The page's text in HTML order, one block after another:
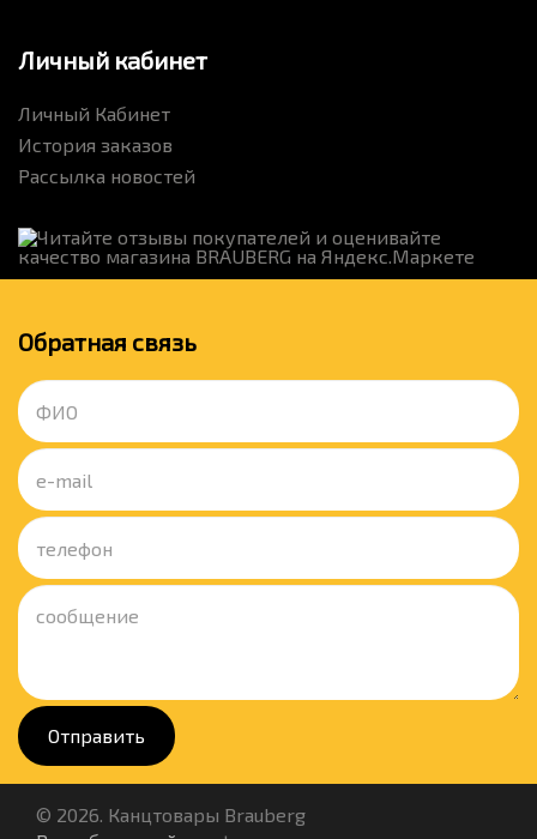
Личный кабинет
Личный Кабинет
История заказов
Рассылка новостей
Обратная связь
Отправить
© 2026. Канцтовары Brauberg